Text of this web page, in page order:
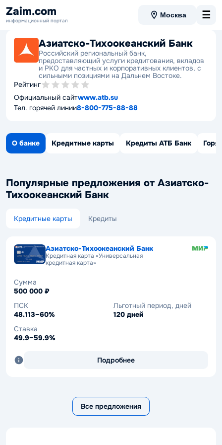
Zaim.com
информационный портал
Москва ☰
Азиатско-Тихоокеанский Банк
Российский региональный банк,
предоставляющий услуги кредитования, вкладов
и РКО для частных и корпоративных клиентов, с
сильными позициями на Дальнем Востоке.
Рейтинг
Официальный сайтwww.atb.su
Тел. горячей линии8-800-775-88-88
О банке Кредитные карты Кредиты АТБ Банк
Популярные предложения от Азиатско-
Тихоокеанский Банк
Кредитные карты Кредиты
Азиатско-Тихоокеанский Банк
Кредитная карта «Универсальная
кредитная карта»
Сумма
500 000 ₽
ПСК
48.113–60%
Льготный период, дней
120 дней
Ставка
49.9–59.9%
Подробнее
Все предложения
Азиатско-Тихоокеанский Банк
Кредит «Автокредит»
Сумма
до 9 000 000 ₽
ПСК
25.484–28.969%
Ставка
15.99–26.49%
Срок
до 120 мес.
Подробнее